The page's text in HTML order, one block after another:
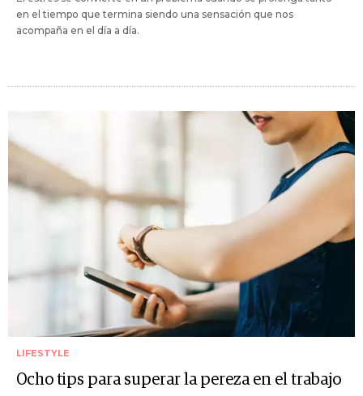
en el tiempo que termina siendo una sensación que nos
acompaña en el día a día.
LIFESTYLE
Ocho tips para superar la pereza en el trabajo